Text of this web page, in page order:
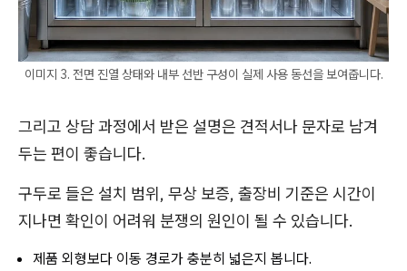
이미지 3. 전면 진열 상태와 내부 선반 구성이 실제 사용 동선을 보여줍니다.
그리고 상담 과정에서 받은 설명은 견적서나 문자로 남겨
두는 편이 좋습니다.
구두로 들은 설치 범위, 무상 보증, 출장비 기준은 시간이
지나면 확인이 어려워 분쟁의 원인이 될 수 있습니다.
제품 외형보다 이동 경로가 충분히 넓은지 봅니다.